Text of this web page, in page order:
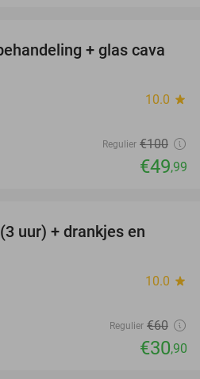
50%
+ glas cava
10.0 star
Regulier €100
€49,99
uur) + drankjes en
10.0 star
Regulier €60
€30,90